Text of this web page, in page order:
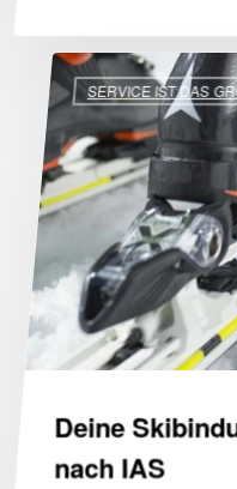
SERVICE IST DAS
Deine
Skibindung
einstellen
nach
IAS
Deine
nach IAS